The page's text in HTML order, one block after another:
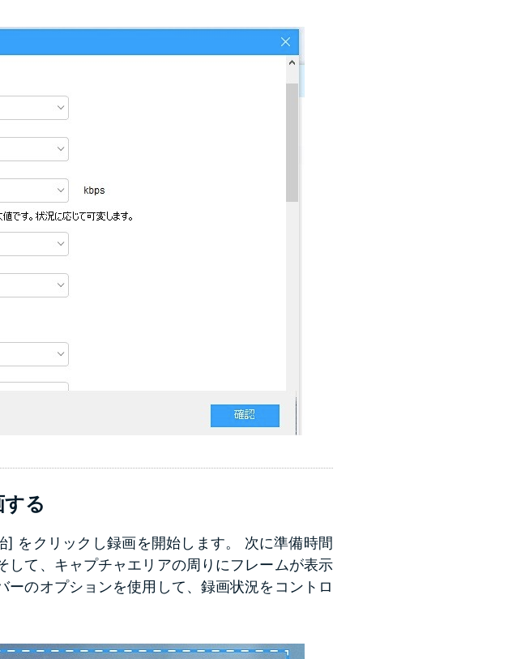
る
をクリックし録画を開始します。 次に準備時間
して、キャプチャエリアの周りにフレームが表示
のオプションを使用して、録画状況をコントロ